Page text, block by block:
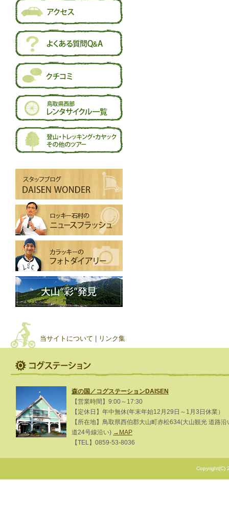
当サイトについて リンク集
森の国／コグステーションDAISEN
【営業時間】9:00～17:30
【定休日】年中無休(年末年始12月29日～1月3日休業）
【所在地】鳥取県西伯郡大山町赤松634(大山観光 道路
道24号線沿い) →MAP
【TEL】0859-53-8036
Copyright(C)